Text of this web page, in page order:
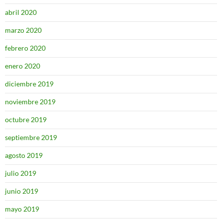
abril 2020
marzo 2020
febrero 2020
enero 2020
diciembre 2019
noviembre 2019
octubre 2019
septiembre 2019
agosto 2019
julio 2019
junio 2019
mayo 2019